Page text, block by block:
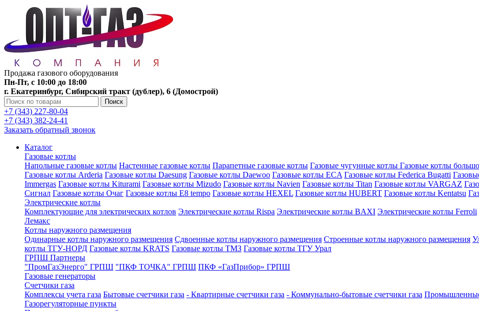
Продажа газового оборудования
Пн-Пт, с 10:00 до 18:00
г. Екатеринбург, Сибирский тракт (дублер), 6 (Домострой)
Поиск
+7 (343) 227-80-04
+7 (343) 382-24-41
Заказать обратный звонок
Каталог
Газовые котлы
Напольные газовые котлы Настенные газовые котлы Парапетные газовые котлы Газовые чугунные котлы Газовые котлы
Газовые котлы Arderia Газовые котлы Daesung Газовые котлы Daewoo Газовые котлы ECA Газовые котлы Federica Bugatti
Immergas Газовые котлы Kiturami Газовые котлы Mizudo Газовые котлы Navien Газовые котлы Titan Газовые котлы VARGAZ
Сигнал Газовые котлы Очаг Газовые котлы E8 tempo Газовые котлы HEXEL Газовые котлы HUBERT Газовые котлы Kentatsu
Электрические котлы
Комплектующие для электрических котлов Электрические котлы Rispa Электрические котлы BAXI Электрические котлы Ferroli
Лемакс
Котлы наружного размещения
Одинарные котлы наружного размещения Сдвоенные котлы наружного размещения Строенные котлы наружного размещения
котлы ТГУ-НОРД Газовые котлы KRATS Газовые котлы ТМЗ Газовые котлы ТГУ Урал
ГРПШ Партнеры
"ПромГазЭнерго" ГРПШ "ПКФ ТОЧКА" ГРПШ ПКФ «ГазПрибор» ГРПШ
Газовые генераторы
Счетчики газа
Комплексы учета газа Бытовые счетчики газа - Квартирные счетчики газа - Коммунально-бытовые счетчики газа Промышленные
Газорегуляторные пункты